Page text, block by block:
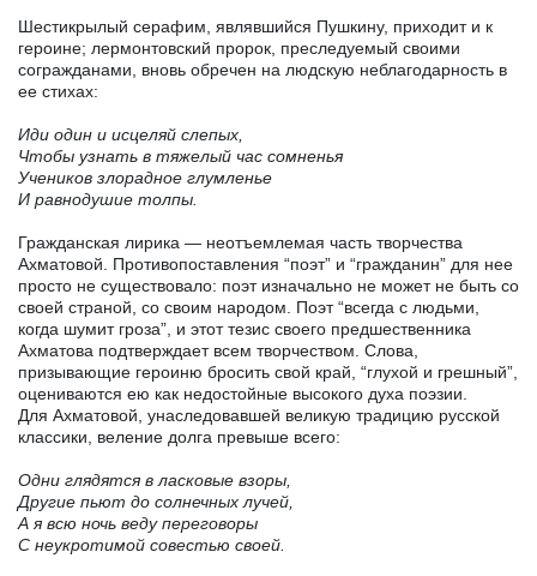
Шестикрылый серафим, являвшийся Пушкину, приходит и к
героине; лермонтовский пророк, преследуемый своими
согражданами, вновь обречен на людскую неблагодарность в
ее стихах:
Иди один и исцеляй слепых,
Чтобы узнать в тяжелый час сомненья
Учеников злорадное глумленье
И равнодушие толпы.
Гражданская лирика — неотъемлемая часть творчества
Ахматовой. Противопоставления “поэт” и “гражданин” для нее
просто не существовало: поэт изначально не может не быть со
своей страной, со своим народом. Поэт “всегда с людьми,
когда шумит гроза”, и этот тезис своего предшественника
Ахматова подтверждает всем творчеством. Слова,
призывающие героиню бросить свой край, “глухой и грешный”,
оцениваются ею как недостойные высокого духа поэзии.
Для Ахматовой, унаследовавшей великую традицию русской
классики, веление долга превыше всего:
Одни глядятся в ласковые взоры,
Другие пьют до солнечных лучей,
А я всю ночь веду переговоры
С неукротимой совестью своей.